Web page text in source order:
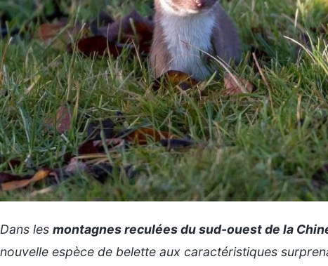
Dans les montagnes reculées du sud-ouest de la
nouvelle espèce de belette aux caractéristiques